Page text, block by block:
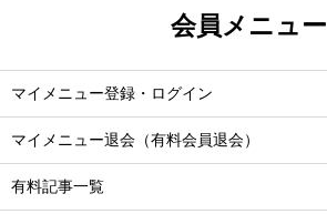
会員メニュー
マイメニュー登録・ログイン
マイメニュー退会（有料会員退会）
有料記事一覧